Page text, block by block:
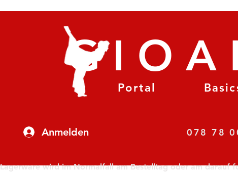
Anmelden
Portal
078
Lagerware wird im Normalfall am Bestelltag oder am darauf